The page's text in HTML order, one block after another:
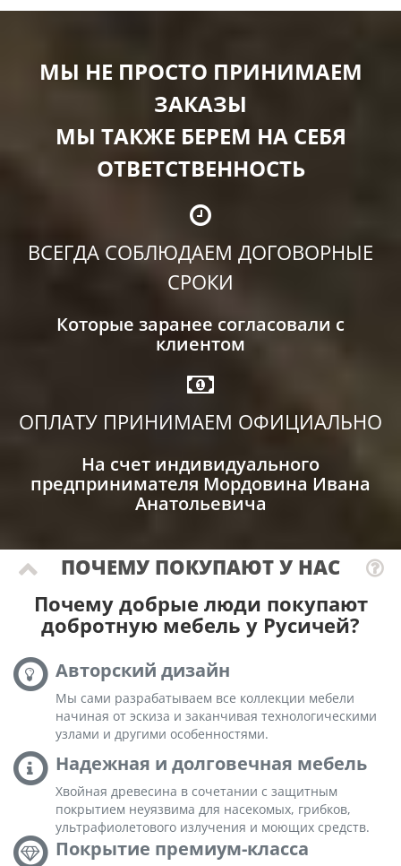
МЫ НЕ ПРОСТО ПРИНИМАЕМ
ЗАКАЗЫ
МЫ ТАКЖЕ БЕРЕМ НА СЕБЯ
ОТВЕТСТВЕННОСТЬ
ВСЕГДА СОБЛЮДАЕМ ДОГОВОРНЫЕ
СРОКИ
Которые заранее согласовали с
клиентом
ОПЛАТУ ПРИНИМАЕМ ОФИЦИАЛЬНО
На счет индивидуального
предпринимателя Мордовина Ивана
Анатольевича
ПОЧЕМУ ПОКУПАЮТ У НАС
Почему добрые люди покупают
добротную мебель у Русичей?
Авторский дизайн
Мы сами разрабатываем все коллекции мебели
начиная от эскиза и заканчивая технологическими
узлами и другими особенностями.
Надежная и долговечная мебель
Хвойная древесина в сочетании с защитным
покрытием неуязвима для насекомых, грибков,
ультрафиолетового излучения и моющих средств.
Покрытие премиум-класса